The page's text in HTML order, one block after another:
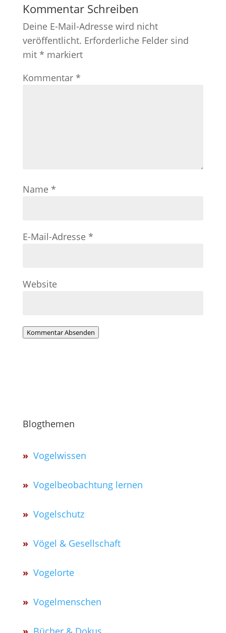
Kommentar Schreiben
Deine E-Mail-Adresse wird nicht
veröffentlicht. Erforderliche Felder sind
mit * markiert
Kommentar *
Name *
E-Mail-Adresse *
Website
Kommentar Absenden
Blogthemen
» Vogelwissen
» Vogelbeobachtung lernen
» Vogelschutz
» Vögel & Gesellschaft
» Vogelorte
» Vogelmenschen